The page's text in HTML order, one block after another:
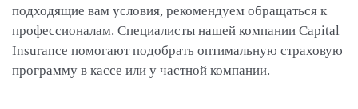
подходящие вам условия, рекомендуем обращаться к
профессионалам. Специалисты нашей компании Capital
Insurance помогают подобрать оптимальную страховую
программу в кассе или у частной компании.